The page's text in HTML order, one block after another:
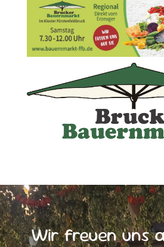
Wir freuen uns